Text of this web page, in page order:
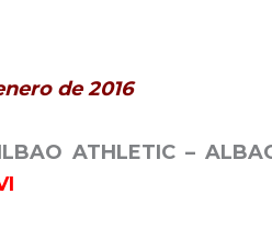
de 2016
ATHLETIC –